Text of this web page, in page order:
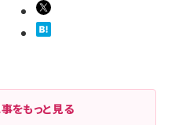
をもっと見る